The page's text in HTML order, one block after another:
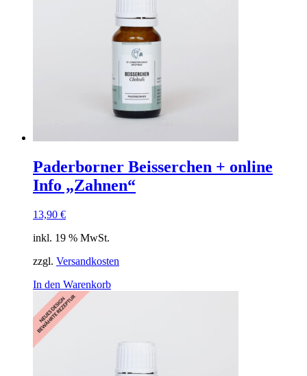
Paderborner Beisserchen + online
Info „Zahnen“
13,90 €
inkl. 19 % MwSt.
zzgl. Versandkosten
In den Warenkorb